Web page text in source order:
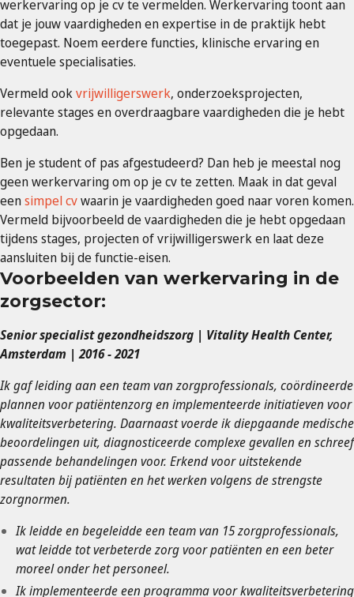
werkervaring op je cv te vermelden. Werkervaring toont aan
dat je jouw vaardigheden en expertise in de praktijk hebt
toegepast. Noem eerdere functies, klinische ervaring en
eventuele specialisaties.
Vermeld ookvrijwilligerswerk, onderzoeksprojecten,
relevante stages en overdraagbare vaardigheden die je hebt
opgedaan.
Ben je student of pas afgestudeerd? Dan heb je meestal nog
geen werkervaring om op je cv te zetten. Maak in dat geval
eensimpel cvwaarin je vaardigheden goed naar voren komen.
Vermeld bijvoorbeeld de vaardigheden die je hebt opgedaan
tijdens stages, projecten of vrijwilligerswerk en laat deze
aansluiten bij de functie-eisen.
Voorbeelden van werkervaring in de
zorgsector:
Senior specialist gezondheidszorg | Vitality Health Center,
Amsterdam | 2016 - 2021
Ik gaf leiding aan een team van zorgprofessionals, coördineerde
plannen voor patiëntenzorg en implementeerde initiatieven voor
kwaliteitsverbetering. Daarnaast voerde ik diepgaande medische
beoordelingen uit, diagnosticeerde complexe gevallen en schreef
passende behandelingen voor. Erkend voor uitstekende
resultaten bij patiënten en het werken volgens de strengste
zorgnormen.
Ik leidde en begeleidde een team van 15 zorgprofessionals,
wat leidde tot verbeterde zorg voor patiënten en een beter
moreel onder het personeel.
Ik implementeerde een programma voor kwaliteitsverbetering